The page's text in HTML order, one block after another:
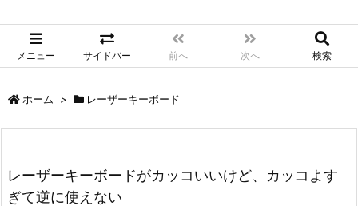
メニュー サイドバー 前へ 次へ 検索
ホーム > レーザーキーボード
レーザーキーボードがカッコいいけど、カッコよす
ぎて逆に使えない